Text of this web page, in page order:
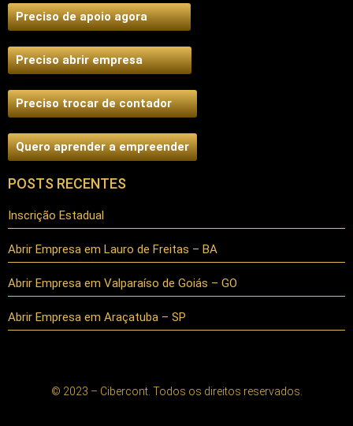
Preciso de apoio agora
Preciso abrir empresa
Preciso trocar de contador
Quero aprender a empreender
POSTS RECENTES
Inscrição Estadual
Abrir Empresa em Lauro de Freitas – BA
Abrir Empresa em Valparaíso de Goiás – GO
Abrir Empresa em Araçatuba – SP
© 2023 – Cibercont. Todos os direitos reservados.